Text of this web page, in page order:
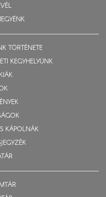
TÖRTÉNETE
KEGYHELYÜNK
KÁPOLNÁK